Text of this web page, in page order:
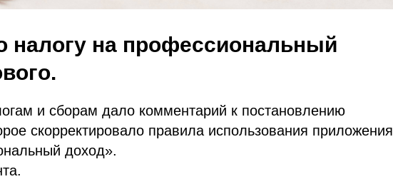
налогу на профессиональный
и сборам дало комментарий к постановлению
скорректировало правила использования приложения
доход».